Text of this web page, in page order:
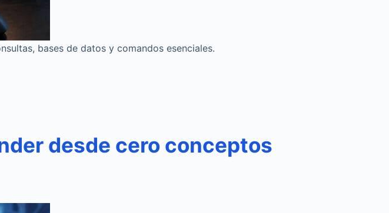
bases de datos y comandos esenciales.
desde cero conceptos